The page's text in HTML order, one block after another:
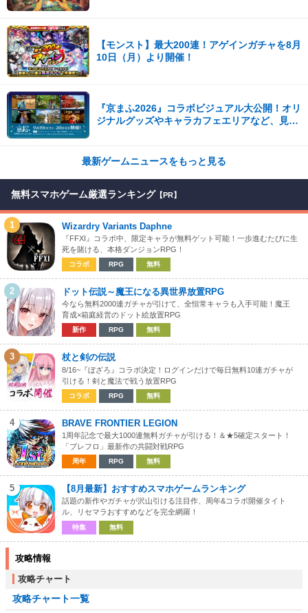
【モンスト】最大200連！アゲインガチャを8月
10日（月）より開催！
『京まふ2026』コラボビジュアル大公開！オリ
ジナルグッズやキャラカフェエリアなど、見ど
最新ゲームニュースをもっと見る
無料スマホゲーム厳選ランキング 【PR】
1 Wizardry Variants Daphne
『FFXI』コラボ中、限定キャラが無料ゲット可能！一歩進むたびに生
死を賭ける、本格ダンジョンRPG！
コラボ RPG 無料
2 ドット伝説～魔王になる異世界放置RPG
今なら無料2000連ガチャが引けて、全恒常キャラも入手可能！魔王
育成×箱庭経営のドット絵放置RPG
新作 RPG 無料
3 杖と剣の伝説
8/16~『ぼざろ』コラボ決定！ログインだけで毎日無料10連ガチャが
引ける！剣と魔法で戦う放置RPG
コラボ RPG 無料
4 BRAVE FRONTIER LEGION
1周年記念で最大1000連無料ガチャが引ける！＆★5確定スタート！
「ブレフロ」最新作の共闘対戦RPG
周年 RPG 無料
5 【8月最新】おすすめスマホゲームランキング
話題の新作やガチャが沢山引ける注目作、周年&コラボ開催タイト
ル、リセマラおすすめなどを完全網羅！
特集 無料
攻略情報
攻略チャート
攻略チャート一覧